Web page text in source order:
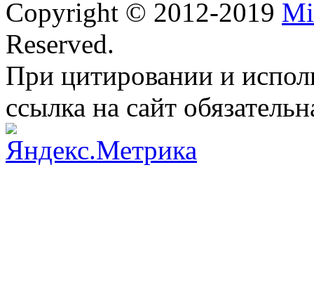
Copyright © 2012-2019
Reserved.
При цитировании и
ссылка на сайт